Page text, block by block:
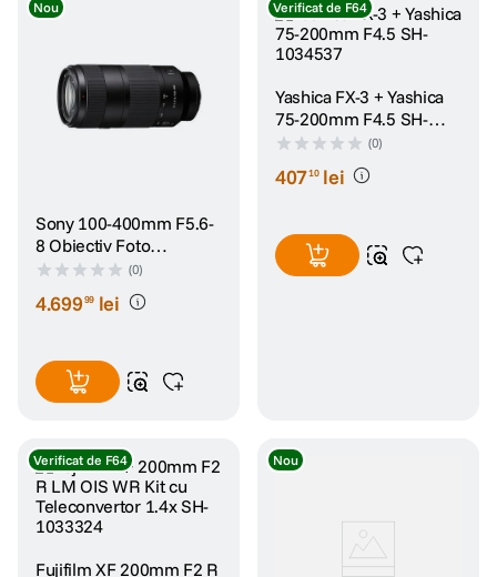
Nou
Sony 100-400mm F5.6-
8 Obiectiv Foto
Mirrorless Montura E
(0)
4.69999 lei
Verificat de F64
Yashica FX-3 + Yashica
75-200mm F4.5 SH-
1034537
(0)
40710 lei
Verificat de F64
Fujifilm XF 200mm F2 R
Nou